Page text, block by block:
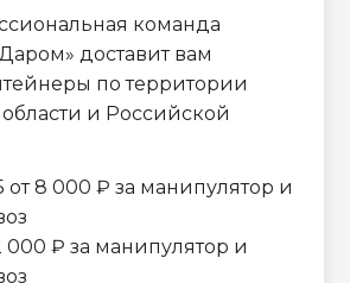
команда
доставит вам
по территории
и Российской
8 000 ₽ за манипулятор и
000 ₽ за манипулятор и